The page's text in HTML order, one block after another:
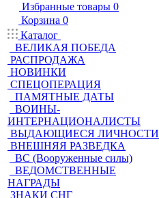
Избранные товары 0
Корзина 0
Каталог
ВЕЛИКАЯ ПОБЕДА
РАСПРОДАЖА
НОВИНКИ
СПЕЦОПЕРАЦИЯ
ПАМЯТНЫЕ ДАТЫ
ВОИНЫ-
ИНТЕРНАЦИОНАЛИСТЫ
ВЫДАЮЩИЕСЯ ЛИЧНОСТИ
ВНЕШНЯЯ РАЗВЕДКА
ВС (Вооруженные силы)
ВЕДОМСТВЕННЫЕ
НАГРАДЫ
ЗНАКИ СНГ